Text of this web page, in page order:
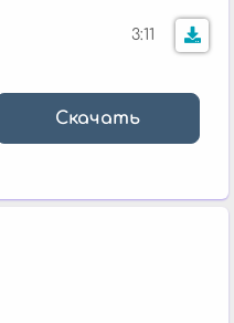
3:11
Скачать